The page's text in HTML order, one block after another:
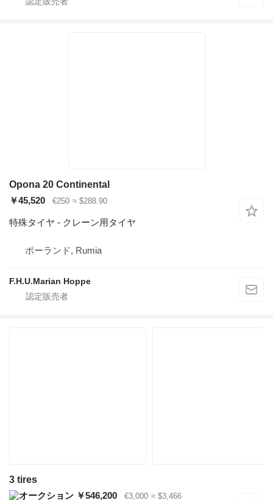
Opona 20 Continental
￥45,520
€250 ≈ $288.90
特殊タイヤ - クレーン用タイヤ
ポーランド, Rumia
F.H.U.Marian Hoppe
3 tires
￥546,200
€3,000 ≈ $3,466